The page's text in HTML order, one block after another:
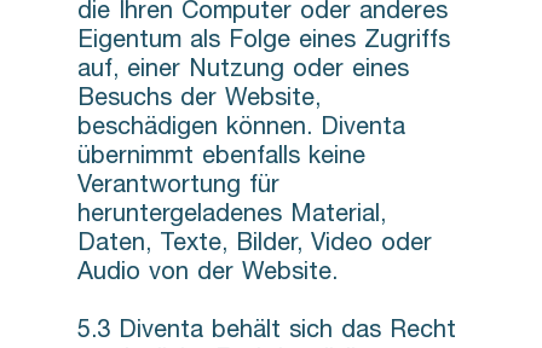
die Ihren Computer oder anderes
Eigentum als Folge eines Zugriffs
auf, einer Nutzung oder eines
Besuchs der Website,
beschädigen können. Diventa
übernimmt ebenfalls keine
Verantwortung für
heruntergeladenes Material,
Daten, Texte, Bilder, Video oder
Audio von der Website.
5.3 Diventa behält sich das Recht